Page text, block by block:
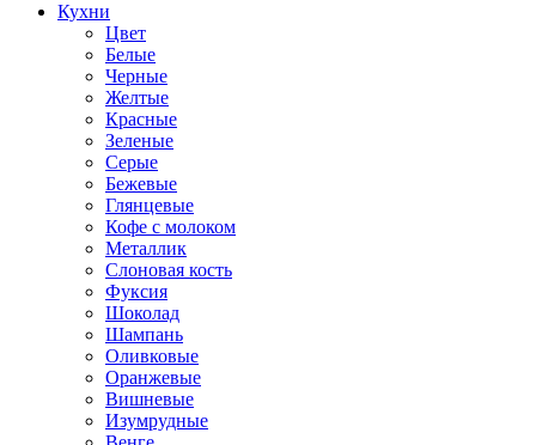
Кухни
Цвет
Белые
Черные
Желтые
Красные
Зеленые
Серые
Бежевые
Глянцевые
Кофе с молоком
Металлик
Слоновая кость
Фуксия
Шоколад
Шампань
Оливковые
Оранжевые
Вишневые
Изумрудные